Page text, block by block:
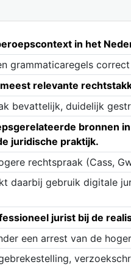
in het
grammaticaregels
relevante
bevattelijk, duidelijk
bronnen
juridische praktijk.
rechtspraak (Cass,
daarbij gebruik digitale
jurist bij de
een arrest van de